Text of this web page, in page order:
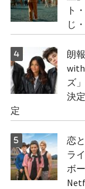
ト
じ
朗
ズ
決
定
恋
ラ
ボ